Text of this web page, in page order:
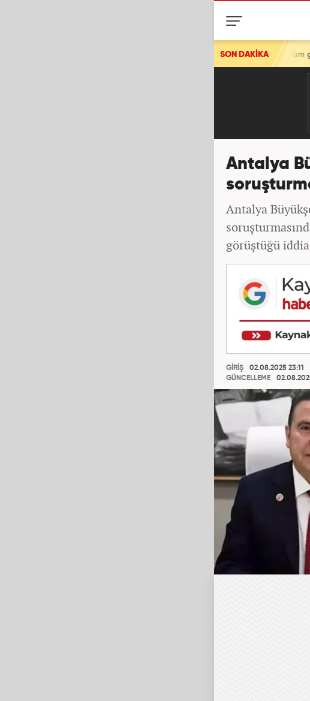
SON DAKİKA
Hürmüz Boğazı bildirisi! Dünyaya ilan ettiler! Tüm gemiler o bölgeden
Antalya
Antalya
görüştüğü
GİRİŞ
02.08.2025 23:11
GÜNCELLEME